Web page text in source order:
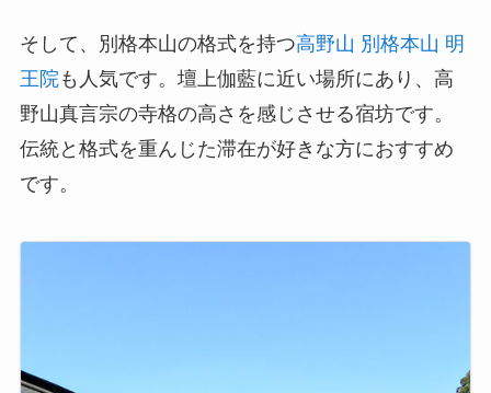
そして、別格本山の格式を持つ高野山 別格本山 明
王院も人気です。壇上伽藍に近い場所にあり、高
野山真言宗の寺格の高さを感じさせる宿坊です。
伝統と格式を重んじた滞在が好きな方におすすめ
です。